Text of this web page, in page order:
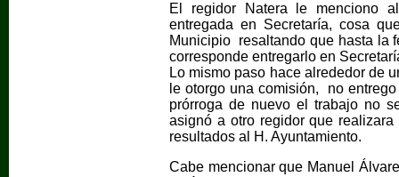
El regidor Natera le menciono
entregada en Secretaría, cosa
Municipio resaltando que hasta la
corresponde entregarlo en
Lo mismo paso hace alrededor de
le otorgo una comisión, no
prórroga de nuevo el trabajo no
asignó a otro regidor que
resultados al H. Ayuntamiento.
Cabe mencionar que Manuel